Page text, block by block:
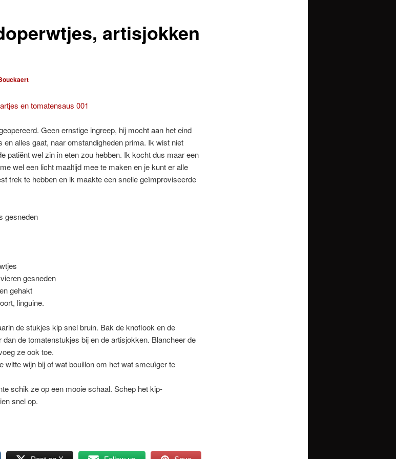
artisjokken
Geen ernstige ingreep, hij mocht aan het eind
en alles gaat, naar omstandigheden prima. Ik wist niet
patiënt wel zin in eten zou hebben. Ik kocht dus maar een
wel een licht maaltijd mee te maken en je kunt er alle
trek te hebben en ik maakte een snelle geïmproviseerde
gesneden
gesneden
gehakt
linguine.
de stukjes kip snel bruin. Bak de knoflook en de
de tomatenstukjes bij en de artisjokken. Blancheer de
ze ook toe.
witte wijn bij of wat bouillon om het wat smeuïger te
schik ze op een mooie schaal. Schep het kip-
snel op.